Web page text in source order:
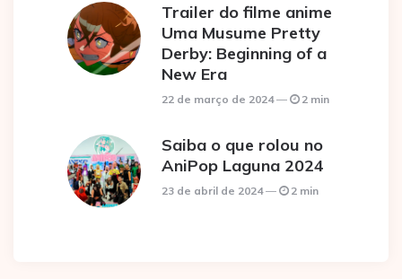
Trailer do filme anime
Uma Musume Pretty
Derby: Beginning of a
New Era
22 de março de 2024 2 min
Saiba o que rolou no
AniPop Laguna 2024
23 de abril de 2024 2 min